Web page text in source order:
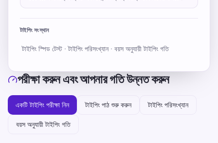
টাইপিং সংস্থান
টাইপিং স্পিড টেস্ট · টাইপিং পরিসংখ্যান · বয়স অনুযায়ী টাইপিং গতি
পরীক্ষা করুন এবং আপনার গতি উন্নত করুন
একটি টাইপিং পরীক্ষা নিন টাইপিং পাঠ শুরু করুন টাইপিং পরিসংখ্যান
বয়স অনুযায়ী টাইপিং গতি